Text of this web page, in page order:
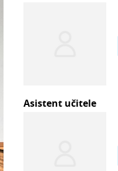
Asistent učitele